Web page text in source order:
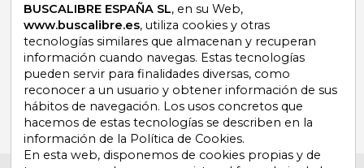
¿Necesitas ayuda?
Ir a Centro de Soporte
BUSCALIBRE ESPAÑA SL, en su Web,
www.buscalibre.es, utiliza cookies y otras
tecnologías similares que almacenan y recuperan
información cuando navegas. Estas tecnologías
pueden servir para finalidades diversas, como
reconocer a un usuario y obtener información de sus
hábitos de navegación. Los usos concretos que
hacemos de estas tecnologías se describen en la
información de la Política de Cookies.
En esta web, disponemos de cookies propias y de